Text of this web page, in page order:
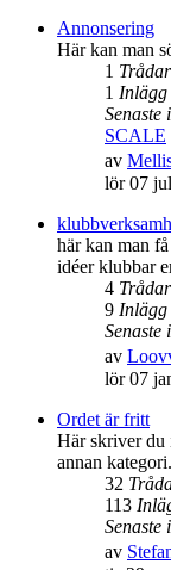
Annonsering
Här kan man
1 Trådar
1 Inlägg
Senaste
SCALE
av
lör 07
här kan man
idéer klubbar
4 Trådar
9 Inlägg
Senaste
av
lör 07
Ordet är fritt
Här skriver du
annan kategori.
32
113
Senaste
av